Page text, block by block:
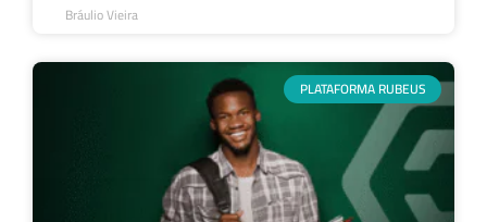
Bráulio Vieira
PLATAFORMA RUBEUS